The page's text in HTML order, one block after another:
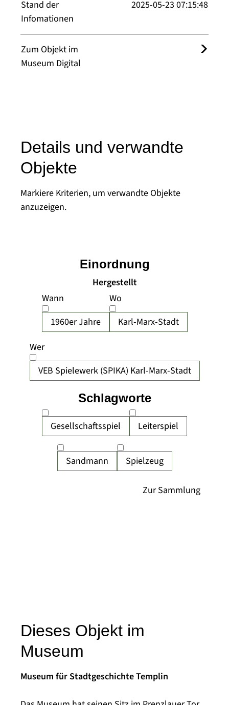
Stand der
Infomationen
2025-05-23 07:15:48
Zum Objekt im
Museum Digital
Details und verwandte
Objekte
Markiere Kriterien, um verwandte Objekte
anzuzeigen.
Hergestellt
Wann
1960er Jahre
Wo
Karl-Marx-Stadt
Wer
VEB Spielewerk (SPIKA) Karl-Marx-Stadt
Gesellschaftsspiel Leiterspiel
Sandmann Spielzeug
Einordnung
Schlagworte
Dieses Objekt im
Museum
Museum für Stadtgeschichte Templin